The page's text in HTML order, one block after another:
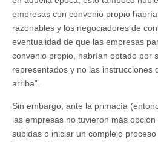
empresas con convenio propio
razonables y los negociadores de
eventualidad de que las empresas
convenio propio, habrían optado por
representados y no las instrucciones
arriba”.
Sin embargo, ante la primacía
las empresas no tuvieron más
subidas o iniciar un complejo proceso